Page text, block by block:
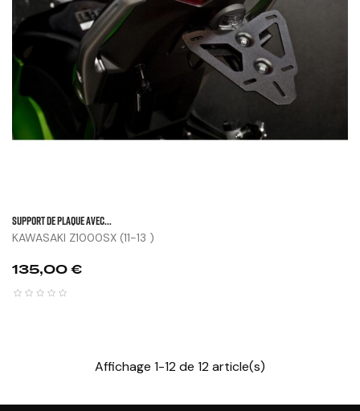
SUPPORT DE PLAQUE AVEC...
KAWASAKI Z1000SX (11-13 )
Prix
135,00 €
Affichage 1-12 de 12 article(s)